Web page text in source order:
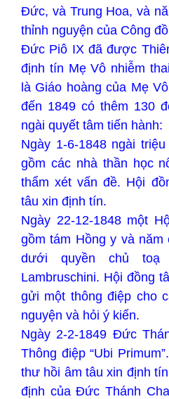
Đức, và Trung Hoa, và
thỉnh nguyện của Công
Đức Piô IX đã được
định tín Mẹ Vô nhiễm
là Giáo hoàng của Mẹ
đến 1849 có thêm 130
ngài quyết tâm tiến hành:
Ngày 1-6-1848 ngài
gồm các nhà thần học
thẩm xét vấn đề. Hội
tâu xin định tín.
Ngày 22-12-1848 một
gồm tám Hồng y và năm
dưới quyền chủ
Lambruschini. Hội đồng
gửi một thông điệp cho
nguyện và hỏi ý kiến.
Ngày 2-2-1849 Đức
Thông điệp “Ubi
thư hồi âm tâu xin định
định của Đức Thánh